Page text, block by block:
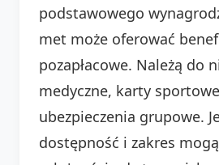
podstawowego
met może oferować
pozapłacowe. Należą do
medyczne, karty
ubezpieczenia grupowe.
dostępność i zakres